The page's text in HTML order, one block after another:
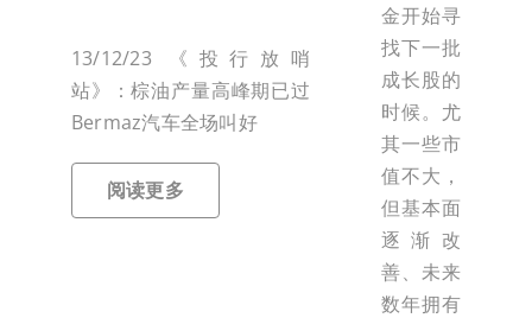
13/12/23 《投行放哨
站》：棕油产量高峰期已过
Bermaz汽车全场叫好
阅读更多
金开始寻
找下一批
成长股的
时候。尤
其一些市
值不大，
但基本面
逐渐改
善、未来
数年拥有